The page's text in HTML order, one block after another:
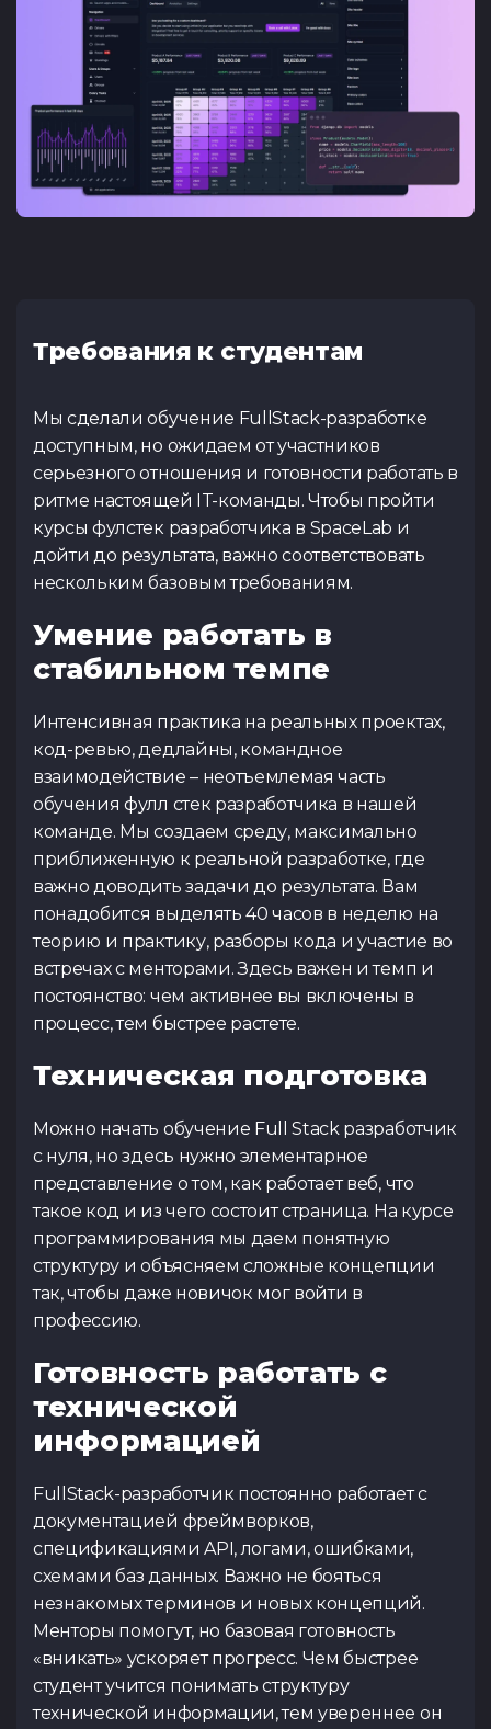
Требования к студентам
Мы сделали обучение FullStack-разработке
доступным, но ожидаем от участников
серьезного отношения и готовности работать в
ритме настоящей IT-команды. Чтобы пройти
курсы фулстек разработчика в SpaceLab и
дойти до результата, важно соответствовать
нескольким базовым требованиям.
Умение работать в
стабильном темпе
Интенсивная практика на реальных проектах,
код-ревью, дедлайны, командное
взаимодействие – неотъемлемая часть
обучения фулл стек разработчика в нашей
команде. Мы создаем среду, максимально
приближенную к реальной разработке, где
важно доводить задачи до результата. Вам
понадобится выделять 40 часов в неделю на
теорию и практику, разборы кода и участие во
встречах с менторами. Здесь важен и темп и
постоянство: чем активнее вы включены в
процесс, тем быстрее растете.
Техническая подготовка
Можно начать обучение Full Stack разработчик
с нуля, но здесь нужно элементарное
представление о том, как работает веб, что
такое код и из чего состоит страница. На курсе
программирования мы даем понятную
структуру и объясняем сложные концепции
так, чтобы даже новичок мог войти в
профессию.
Готовность работать с
технической
информацией
FullStack-разработчик постоянно работает с
документацией фреймворков,
спецификациями API, логами, ошибками,
схемами баз данных. Важно не бояться
незнакомых терминов и новых концепций.
Менторы помогут, но базовая готовность
«вникать» ускоряет прогресс. Чем быстрее
студент учится понимать структуру
технической информации, тем увереннее он